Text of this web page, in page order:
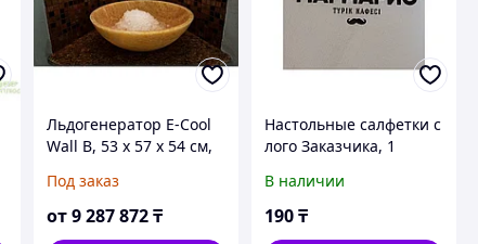
Льдогенератор E-Cool
Wall B, 53 х 57 х 54 см,
льда снизу, антрацит
Под заказ
от 9 287 872 ₸
Настольные салфетки с
лого Заказчика, 1
В наличии
190₸